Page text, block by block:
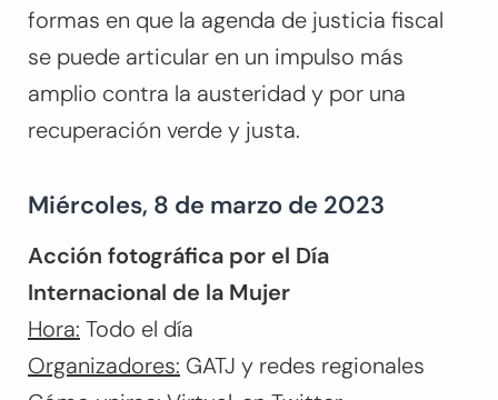
formas en que la agenda de justicia fiscal
se puede articular en un impulso más
amplio contra la austeridad y por una
recuperación verde y justa.
Miércoles, 8 de marzo de 2023
Acción fotográfica por el Día
Internacional de la Mujer
Hora: Todo el día
Organizadores: GATJ y redes regionales